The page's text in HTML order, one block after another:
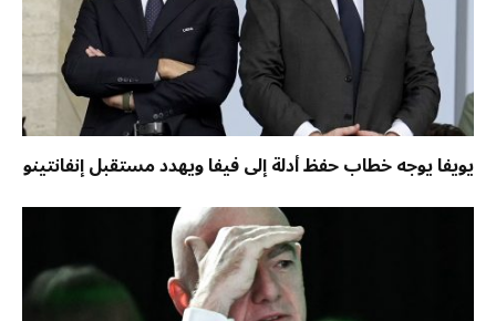
يويفا يوجه خطاب حفظ أدلة إلى فيفا ويهدد مستقبل إنفانتينو